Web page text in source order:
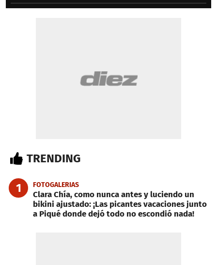
TRENDING
1 FOTOGALERIAS
Clara Chía, como nunca antes y luciendo un
bikini ajustado: ¡Las picantes vacaciones junto
a Piqué donde dejó todo no escondió nada!